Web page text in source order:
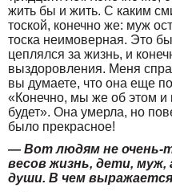
жить бы и жить. С каким
тоской, конечно же: муж
тоска неимоверная. Это
цеплялся за жизнь, и
выздоровления. Меня
вы думаете, что она еще
«Конечно, мы же об этом
будет». Она умерла, но
было прекрасное!
— Вот людям не очень-
весов жизнь, дети, муж,
души. В чем